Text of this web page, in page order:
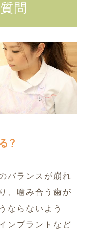
問
?
バランスが崩れ
、噛み合う歯が
ならないよう
ンプラントなど